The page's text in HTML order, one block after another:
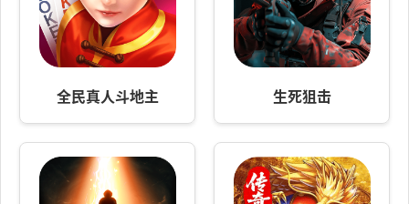
全民真人斗地主 生死狙击